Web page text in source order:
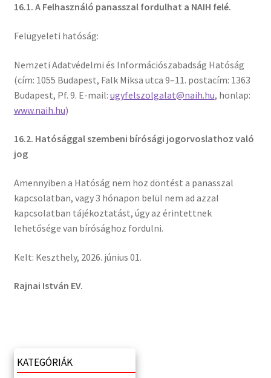
16.1. A Felhasználó panasszal fordulhat a NAIH felé.
Felügyeleti hatóság:
Nemzeti Adatvédelmi és Információszabadság Hatóság
(cím: 1055 Budapest, Falk Miksa utca 9–11. postacím: 1363
Budapest, Pf. 9. E-mail: ugyfelszolgalat@naih.hu, honlap:
www.naih.hu)
16.2. Hatósággal szembeni bírósági jogorvoslathoz való
jog
Amennyiben a Hatóság nem hoz döntést a panasszal
kapcsolatban, vagy 3 hónapon belül nem ad azzal
kapcsolatban tájékoztatást, úgy az érintettnek
lehetősége van bírósághoz fordulni.
Kelt: Keszthely, 2026. június 01.
Rajnai István EV.
KATEGÓRIÁK